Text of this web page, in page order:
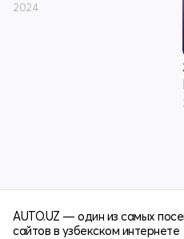
2024
AUTO.UZ — один из самых
сайтов в узбекском интернете